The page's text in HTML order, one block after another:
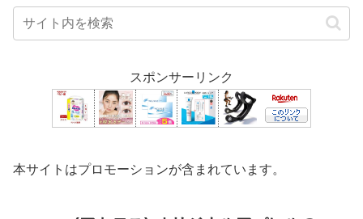
スポンサーリンク
本サイトはプロモーションが含まれています。